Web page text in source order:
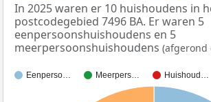
In 2025 waren er 10 huishoudens in
postcodegebied 7496 BA. Er waren 5
eenpersoonshuishoudens en 5
meerpersoonshuishoudens (afgerond
Eenperso… Meerpers… Huishoud…